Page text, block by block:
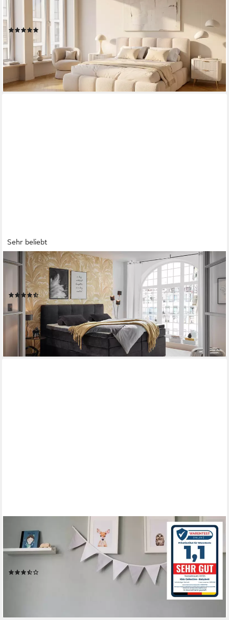
Bettkasten, gepolstertes Kopfteil und Rahmen, Bezug im
Chenillecharakter
599,99 € 1.039,99 €
-42%
lieferbar in 8 Wochen
Sehr beliebt
ED EXCITING DESIGN
Boxspringbett Fanes mit Komforteinstiegshöhe von 73cm,
erhältlich in 180x200cm, inkl. Bettkasten und 7cm Visco-Topper
(125)
ab 999,99 € UVP2.019,00 €
-50%
lieferbar - in 1-2 Werktagen bei dir
Kinderbett 70x140 cm mit Schublade, Lattenrost und
Rausfallschutz in weiß, mit Bettkasten, Made in Europe, Junior-
Bett bis zum 6. Lebensjahr